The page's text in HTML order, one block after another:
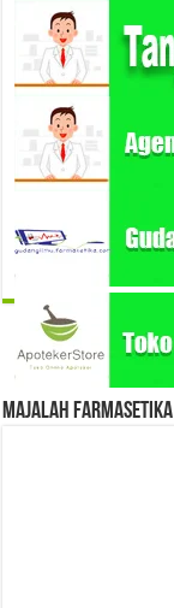
Majalah Farmasetika